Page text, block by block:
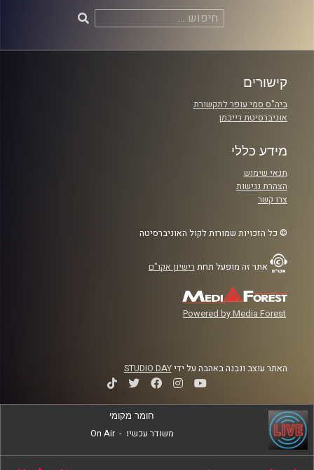
חיפוש:
קישורים
ביה"ס סמי עופר לתקשורת
אוניברסיטת רייכמן
מידע כללי
תנאי שימוש
הצהרת נגישות
צרו קשר
© כל הזכויות שמורות לקול האוניברסיטה
אתר זה מופעל תחת רישיון אקו"ם
Powered by Media Forest
האתר עוצב ונבנה באהבה על ידיSTUDIO DAY
חומר מקומי
משודר עכשיו -
On Air